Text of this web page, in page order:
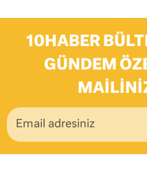
10HABER
GÜNDEM